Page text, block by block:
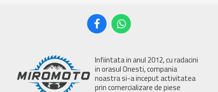
Infiintata in anul 2012, cu radacini
in orasul Onesti, compania
noastra si-a inceput activitatea
prin comercializare de piese